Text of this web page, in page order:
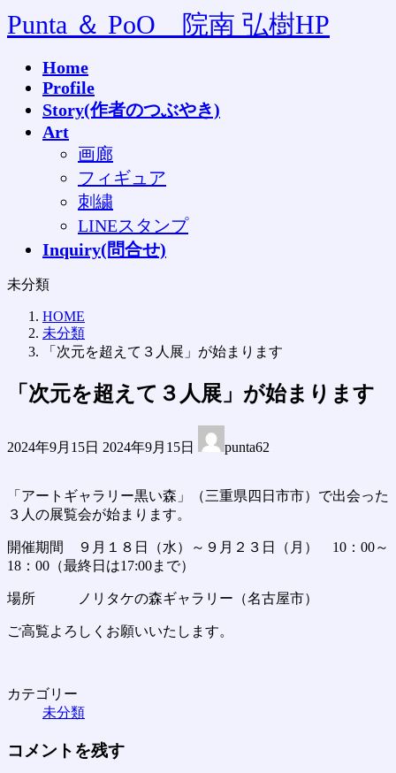
コ
ン
ナ
ビ
Punta ＆ PoO 院南 弘樹HP
Home
Profile
Story(作者のつぶやき)
Art
画廊
フィギュア
刺繍
LINEスタンプ
Inquiry(問合せ)
未分類
HOME
未分類
「次元を超えて３人展」が始まります
「次元を超えて３人展」が始まります
2024年9月15日 終
新
日
時
:
2024年9月15日 punta62
「アートギャラリー黒い森」（三重県四日市市）で出会った
３人の展覧会が始まります。
開催期間 ９月１８日（水）～９月２３日（月） 10：00～
18：00（最終日は17:00まで）
場所 ノリタケの森ギャラリー（名古屋市）
ご高覧よろしくお願いいたします。
カテゴリー
未分類
コメントを残す